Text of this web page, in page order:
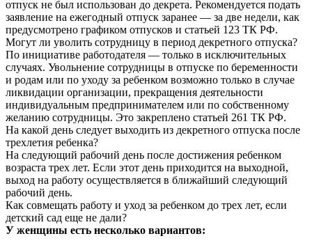
отпуск не был использован до декрета. Рекомендуется подать
заявление на ежегодный отпуск заранее — за две недели, как
предусмотрено графиком отпусков и статьей 123 ТК РФ.
Могут ли уволить сотрудницу в период декретного отпуска?
По инициативе работодателя — только в исключительных
случаях. Увольнение сотрудницы в отпуске по беременности
и родам или по уходу за ребенком возможно только в случае
ликвидации организации, прекращения деятельности
индивидуальным предпринимателем или по собственному
желанию сотрудницы. Это закреплено статьей 261 ТК РФ.
На какой день следует выходить из декретного отпуска после
трехлетия ребенка?
На следующий рабочий день после достижения ребенком
возраста трех лет. Если этот день приходится на выходной,
выход на работу осуществляется в ближайший следующий
рабочий день.
Как совмещать работу и уход за ребенком до трех лет, если
детский сад еще не дали?
У женщины есть несколько вариантов: